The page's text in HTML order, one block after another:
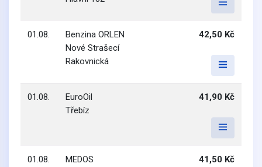
01.08.
Benzina ORLEN
Nové Strašecí
Rakovnická
42,50 Kč
01.08.
EuroOil
Třebíz
41,90 Kč
01.08.
MEDOS
41,50 Kč